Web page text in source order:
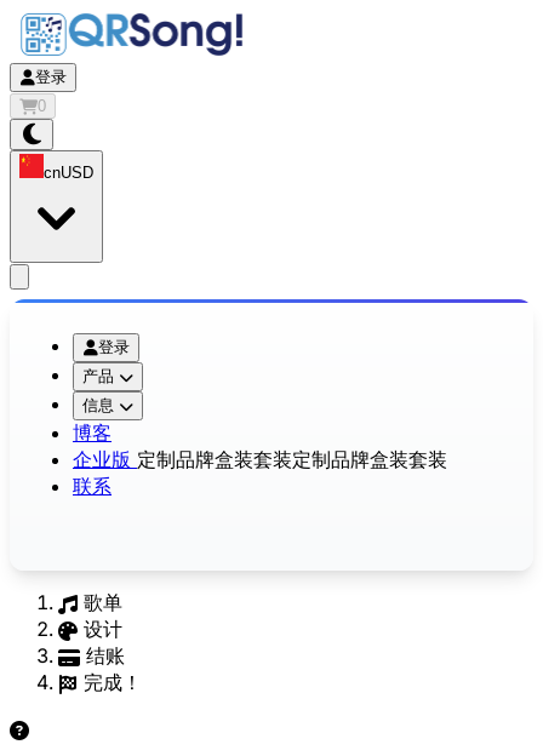
登录
0
cnUSD
登录
产品
信息
博客
企业版 定制品牌盒装套装定制品牌盒装套装
联系
歌单
设计
结账
完成！